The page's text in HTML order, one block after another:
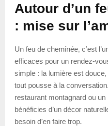
Autour d’un
: mise sur
Un feu de cheminée, c’est
efficaces pour un rendez-
simple : la lumière est
tout pousse à la
restaurant montagnard ou
bénéficies d’un décor
besoin d’en faire trop.